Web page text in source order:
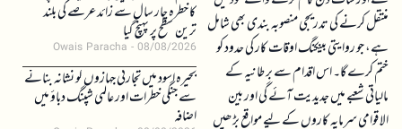
منتقل کرنے کی تدریجی منصوبہ بندی بھی شامل
ہے، جو روایتی بینکنگ اوقات کار کی حدود کو
ختم کرے گا۔ اس اقدام سے برطانیہ کے
مالیاتی شعبے میں جدیدیت آئے گی اور بین
الاقوامی سرمایہ کاروں کے لیے مواقع بڑھیں
کا خطرہ چار سال سے زائد عرصے کی بلند
ترین سطح پر پہنچ گیا
Owais Paracha 08/08/2026
بحیرہ اسود میں تجارتی جہازوں کو نشانہ بنانے
سے جنگی خطرات اور عالمی شپنگ دباؤ میں
اضافہ